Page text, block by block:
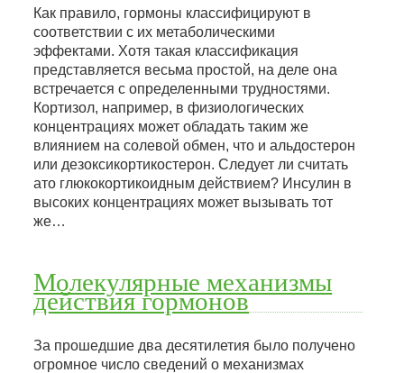
Как правило, гормоны классифицируют в
соответствии с их метаболическими
эффектами. Хотя такая классификация
представляется весьма простой, на деле она
встречается с определенными трудностями.
Кортизол, например, в физиологических
концентрациях может обладать таким же
влиянием на солевой обмен, что и альдостерон
или дезоксикортикостерон. Следует ли считать
ато глюкокортикоидным действием? Инсулин в
высоких концентрациях может вызывать тот
же…
Молекулярные механизмы
действия гормонов
За прошедшие два десятилетия было получено
огромное число сведений о механизмах